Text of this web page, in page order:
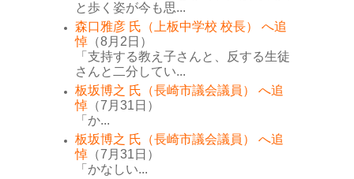
と歩く姿が今も思...
森口雅彦 氏（上板中学校 校長） へ追
悼 （8月2日）
「支持する教え子さんと、反する生徒
さんと二分してい...
板坂博之 氏（長崎市議会議員） へ追
悼 （7月31日）
「か...
板坂博之 氏（長崎市議会議員） へ追
悼 （7月31日）
「かなしい...